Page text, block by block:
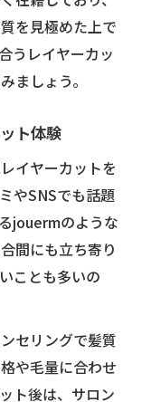
を見極めた上で
うレイヤーカッ
ましょう。
ト体験
イヤーカットを
やSNSでも話題
jouermのような
間にも立ち寄り
ことも多いの
セリングで髪質
や毛量に合わせ
ト後は、サロン